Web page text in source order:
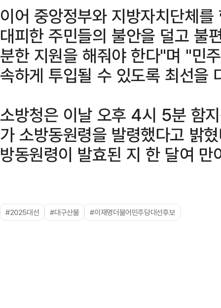
이어 중앙정부와 지방자치단체
대피한 주민들의 불안을 덜고 불
분한 지원을 해줘야 한다"며 "민
속하게 투입될 수 있도록 최선을
소방청은 이날 오후 4시 5분 함
가 소방동원령을 발령했다고 밝
방동원령이 발효된 지 한 달여 만
#2025대선 #대구산불 #이재명더불어민주당대선후보